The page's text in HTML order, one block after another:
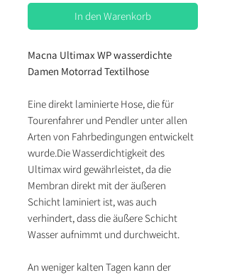
In den Warenkorb
Macna Ultimax WP wasserdichte
Damen Motorrad Textilhose
Eine direkt laminierte Hose, die für
Tourenfahrer und Pendler unter allen
Arten von Fahrbedingungen entwickelt
wurde.Die Wasserdichtigkeit des
Ultimax wird gewährleistet, da die
Membran direkt mit der äußeren
Schicht laminiert ist, was auch
verhindert, dass die äußere Schicht
Wasser aufnimmt und durchweicht.
An weniger kalten Tagen kann der